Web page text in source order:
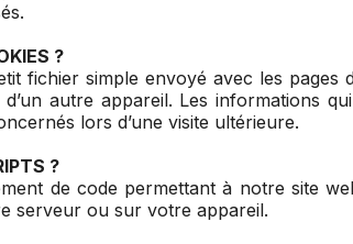
?
fichier simple envoyé avec les
autre appareil. Les informations
lors d’une visite ultérieure.
?
de code permettant à notre site
serveur ou sur votre appareil.